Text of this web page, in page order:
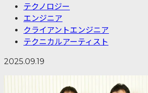
テクノロジー
エンジニア
クライアントエンジニア
テクニカルアーティスト
2025.09.19